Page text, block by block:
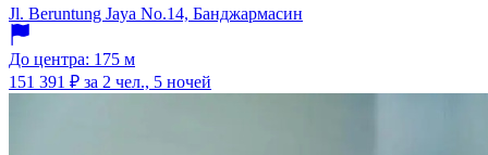
Jl. Beruntung Jaya No.14, Банджармасин
До центра: 175 м
151 391 ₽ за 2 чел., 5 ночей